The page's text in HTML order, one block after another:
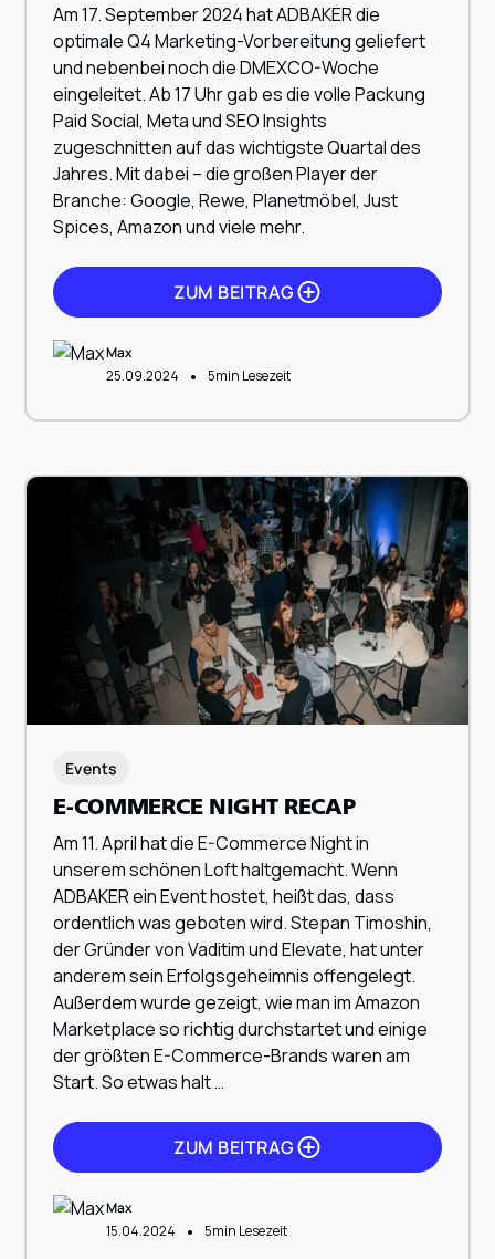
ZUM BEITRAG
Am 17. September 2024 hat ADBAKER die
optimale Q4 Marketing-Vorbereitung geliefert
und nebenbei noch die DMEXCO-Woche
eingeleitet. Ab 17 Uhr gab es die volle Packung
Paid Social, Meta und SEO Insights
zugeschnitten auf das wichtigste Quartal des
Jahres. Mit dabei – die großen Player der
Branche: Google, Rewe, Planetmöbel, Just
Spices, Amazon und viele mehr.
ZUM BEITRAG
Max
25.09.2024
• 5min Lesezeit
ZUM BEITRAG
Events
E-COMMERCE NIGHT RECAP
Am 11. April hat die E-Commerce Night in
unserem schönen Loft haltgemacht. Wenn
ADBAKER ein Event hostet, heißt das, dass
ordentlich was geboten wird. Stepan Timoshin,
der Gründer von Vaditim und Elevate, hat unter
anderem sein Erfolgsgeheimnis offengelegt.
Außerdem wurde gezeigt, wie man im Amazon
Marketplace so richtig durchstartet und einige
der größten E-Commerce-Brands waren am
Start. So etwas halt …
ZUM BEITRAG
Max
15.04.2024
• 5min Lesezeit